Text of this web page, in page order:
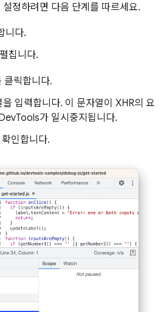
정하려면 다음 단계를 따르세요.
니다.
칩니다.
클릭합니다.
입력합니다. 이 문자열이 XHR의 요
가 일시중지됩니다.
인합니다.